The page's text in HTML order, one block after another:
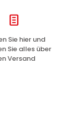
Sie hier und
Sie alles über
Versand